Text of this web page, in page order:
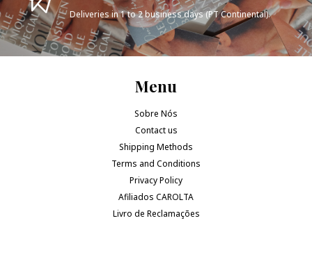
Deliveries in 1 to 2 business days (PT Continental).
Menu
Sobre Nós
Contact us
Shipping Methods
Terms and Conditions
Privacy Policy
Afiliados CAROLTA
Livro de Reclamações